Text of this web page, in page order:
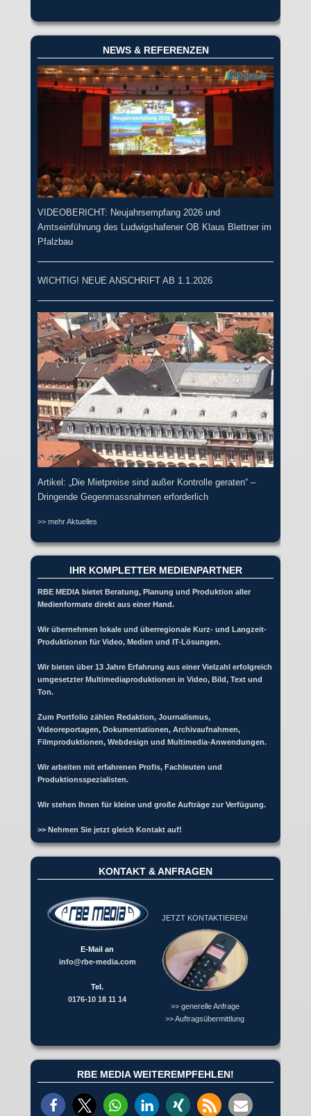
NEWS & REFERENZEN
VIDEOBERICHT: Neujahrsempfang 2026 und
Amtseinführung des Ludwigshafener OB Klaus Blettner im
Pfalzbau
WICHTIG! NEUE ANSCHRIFT AB 1.1.2026
Artikel: „Die Mietpreise sind außer Kontrolle geraten“ –
Dringende Gegenmassnahmen erforderlich
>> mehr Aktuelles
IHR KOMPLETTER MEDIENPARTNER
RBE MEDIA bietet Beratung, Planung und Produktion aller
Medienformate direkt aus einer Hand.
Wir übernehmen lokale und überregionale Kurz- und Langzeit-
Produktionen für Video, Medien und IT-Lösungen.
Wir bieten über 13 Jahre Erfahrung aus einer Vielzahl erfolgreich
umgesetzter Multimediaproduktionen in Video, Bild, Text und
Ton.
Zum Portfolio zählen Redaktion, Journalismus,
Videoreportagen, Dokumentationen, Archivaufnahmen,
Filmproduktionen, Webdesign und Multimedia-Anwendungen.
Wir arbeiten mit erfahrenen Profis, Fachleuten und
Produktionsspezialisten.
Wir stehen Ihnen für kleine und große Aufträge zur Verfügung.
>> Nehmen Sie jetzt gleich Kontakt auf!
KONTAKT & ANFRAGEN
E-Mail an
info@rbe-media.com
Tel.
0176-10 18 11 14
JETZT KONTAKTIEREN!
>> generelle Anfrage
>> Auftragsübermittlung
RBE MEDIA WEITEREMPFEHLEN!